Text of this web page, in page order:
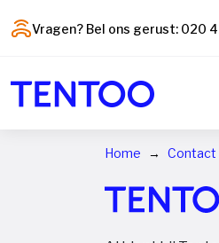
Vragen? Bel ons gerust: 020
Home Contact